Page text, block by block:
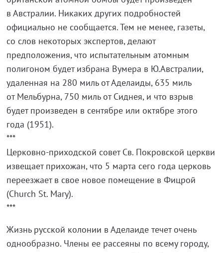
в Австралии. Никаких других подробностей
официально не сообщается. Тем не менее, газеты,
со слов некоторых экспертов, делают
предположения, что испытательным атомным
полигоном будет избрана Вумера в Ю.Австралии,
удаленная на 280 миль от Аделаиды, 635 миль
от Мельбурна, 750 миль от Сиднея, и что взрыв
будет произведен в сентябре или октябре этого
года (1951).
***
Церковно-приходской совет Св. Покровской церкви
извещает прихожан, что 5 марта сего года церковь
переезжает в свое новое помещение в Фицрой
(Church St. Mary).
***
Жизнь русской колонии в Аделаиде течет очень
однообразно. Члены ее рассеяны по всему городу,